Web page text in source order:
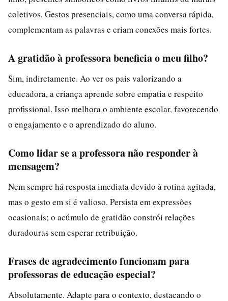
coletivos. Gestos presenciais, como uma conversa rápida,
complementam as palavras e criam conexões mais fortes.
A gratidão à professora beneficia o meu filho?
Sim, indiretamente. Ao ver os pais valorizando a
educadora, a criança aprende sobre empatia e respeito
profissional. Isso melhora o ambiente escolar, favorecendo
o engajamento e o aprendizado do aluno.
Como lidar se a professora não responder à
mensagem?
Nem sempre há resposta imediata devido à rotina agitada,
mas o gesto em si é valioso. Persista em expressões
ocasionais; o acúmulo de gratidão constrói relações
duradouras sem esperar retribuição.
Frases de agradecimento funcionam para
professoras de educação especial?
Absolutamente. Adapte para o contexto, destacando o